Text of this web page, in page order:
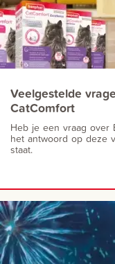
Veelgestelde
CatComfort
Heb je een vraag over
het antwoord op deze
staat.